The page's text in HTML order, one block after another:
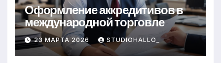
Оформление аккредитивов в
международной торговле
23 МАРТА 2026 STUDIOHALLO_